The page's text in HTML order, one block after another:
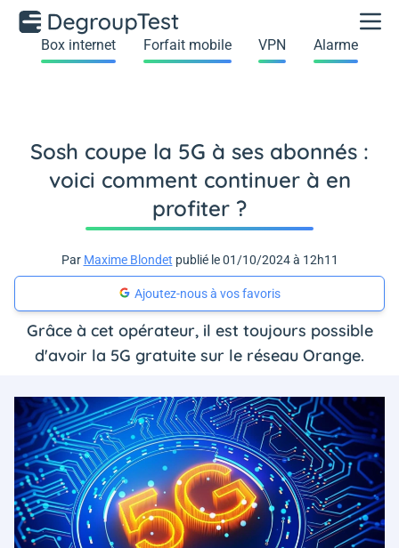
Box internet Forfait mobile VPN Alarme
Sosh coupe la 5G à ses abonnés :
voici comment continuer à en
profiter ?
Par Maxime Blondet publié le 01/10/2024 à 12h11
Ajoutez-nous à vos favoris
Grâce à cet opérateur, il est toujours possible
d'avoir la 5G gratuite sur le réseau Orange.